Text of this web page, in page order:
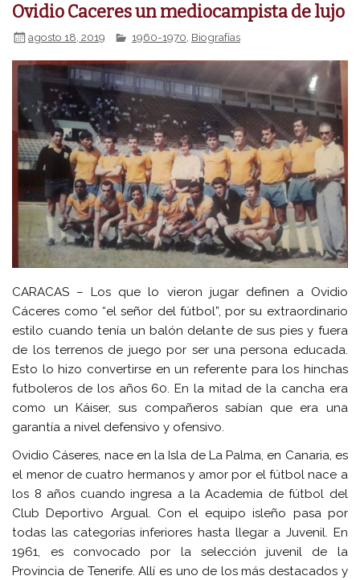
Ovidio Caceres un mediocampista de lujo
agosto 18, 2019 1960-1970 Biografías
CARACAS – Los que lo vieron jugar definen a Ovidio
Cáceres como “el señor del fútbol”, por su extraordinario
estilo cuando tenía un balón delante de sus pies y fuera
de los terrenos de juego por ser una persona educada.
Esto lo hizo convertirse en un referente para los hinchas
futboleros de los años 60. En la mitad de la cancha era
como un Káiser, sus compañeros sabían que era una
garantía a nivel defensivo y ofensivo.
Ovidio Cáseres, nace en la Isla de La Palma, en Canaria, es
el menor de cuatro hermanos y amor por el fútbol nace a
los 8 años cuando ingresa a la Academia de fútbol del
Club Deportivo Argual. Con el equipo isleño pasa por
todas las categorías inferiores hasta llegar a Juvenil. En
1961, es convocado por la selección juvenil de la
Provincia de Tenerife. Allí es uno de los más destacados y